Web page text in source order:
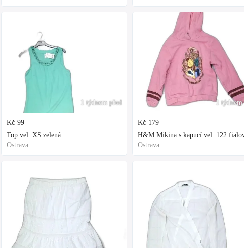
1 týdnem před
Kč 99
Top vel. XS zelená
Ostrava
1 týdnem
Kč 179
H&M Mikina s kapucí vel. 122
Ostrava